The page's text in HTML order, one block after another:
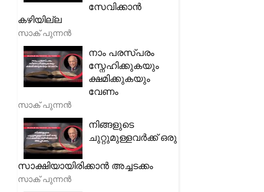
സേവിക്കാൻ
കഴിയില്ല
സാക് പുന്നൻ
നാം പരസ്പരം
സ്നേഹിക്കുകയും
ക്ഷമിക്കുകയും
വേണം
സാക് പുന്നൻ
നിങ്ങളുടെ
ചുറ്റുമുള്ളവർക്ക് ഒരു
സാക്ഷിയായിരിക്കാൻ അച്ചടക്കം
സാക് പുന്നൻ